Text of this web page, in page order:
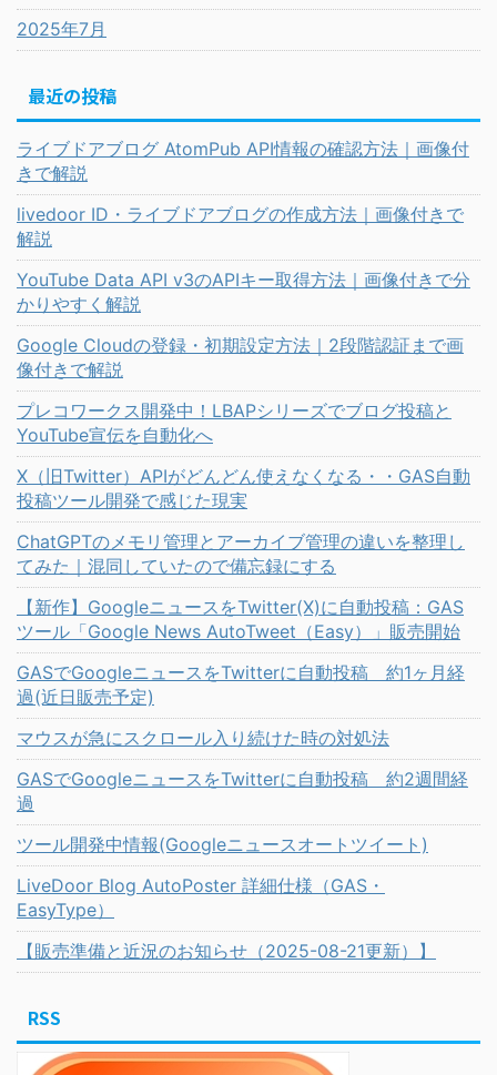
2025年7月
最近の投稿
ライブドアブログ AtomPub API情報の確認方法｜画像付
きで解説
livedoor ID・ライブドアブログの作成方法｜画像付きで
解説
YouTube Data API v3のAPIキー取得方法｜画像付きで分
かりやすく解説
Google Cloudの登録・初期設定方法｜2段階認証まで画
像付きで解説
プレコワークス開発中！LBAPシリーズでブログ投稿と
YouTube宣伝を自動化へ
X（旧Twitter）APIがどんどん使えなくなる・・GAS自動
投稿ツール開発で感じた現実
ChatGPTのメモリ管理とアーカイブ管理の違いを整理し
てみた｜混同していたので備忘録にする
【新作】GoogleニュースをTwitter(X)に自動投稿：GAS
ツール「Google News AutoTweet（Easy）」販売開始
GASでGoogleニュースをTwitterに自動投稿 約1ヶ月経
過(近日販売予定)
マウスが急にスクロール入り続けた時の対処法
GASでGoogleニュースをTwitterに自動投稿 約2週間経
過
ツール開発中情報(Googleニュースオートツイート)
LiveDoor Blog AutoPoster 詳細仕様（GAS・
EasyType）
【販売準備と近況のお知らせ（2025-08-21更新）】
RSS